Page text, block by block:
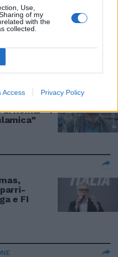
Use,
of my
with the
collected.
Access Privacy Policy
il TG4
de Il
Roma: “7
e FI